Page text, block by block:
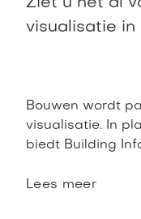
Ziet u het al
visualisatie in
Bouwen wordt
visualisatie. In
biedt Building
vóór de eerste
Lees meer